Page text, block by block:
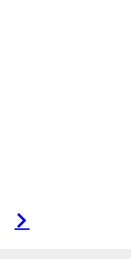
successiva